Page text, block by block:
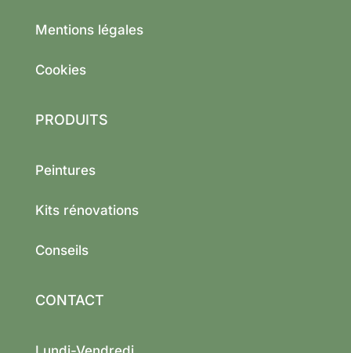
Mentions légales
Cookies
PRODUITS
Peintures
Kits rénovations
Conseils
CONTACT